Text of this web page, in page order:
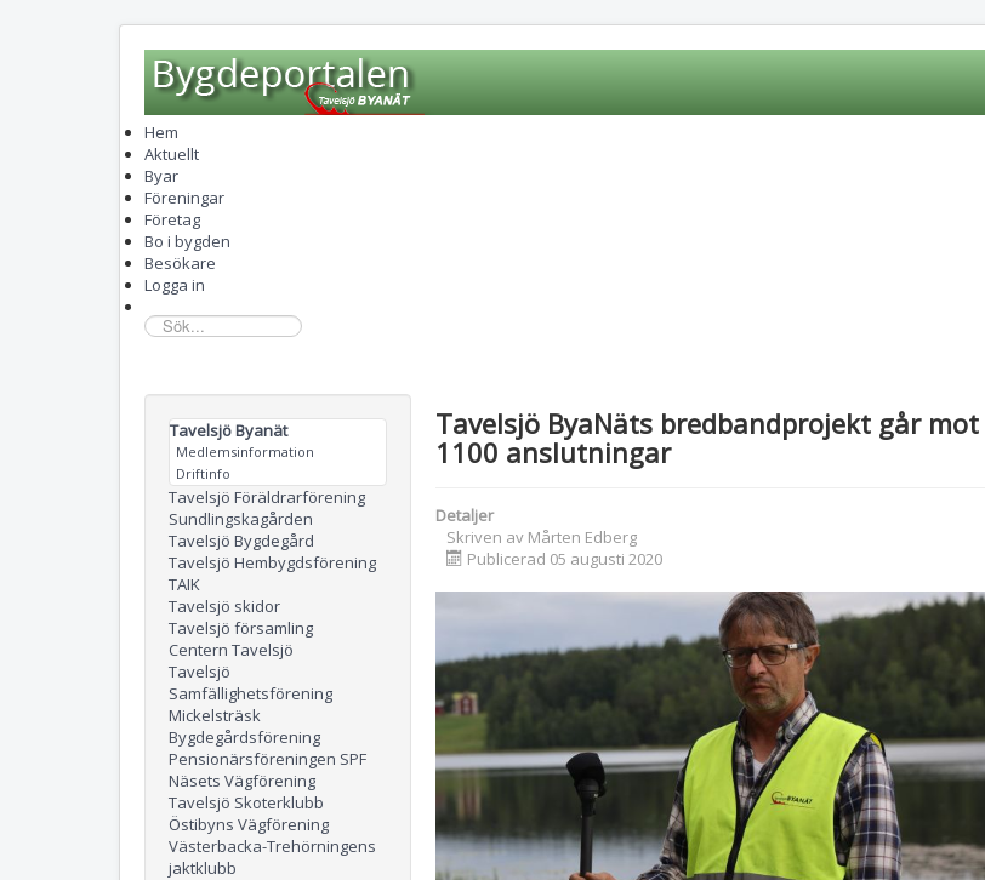
Hem
Aktuellt
Byar
Föreningar
Företag
Bo i bygden
Besökare
Logga in
sök...
Tavelsjö Byanät
Medlemsinformation
Driftinfo
Tavelsjö Föräldrarförening
Sundlingskagården
Tavelsjö Bygdegård
Tavelsjö Hembygdsförening
TAIK
Tavelsjö skidor
Tavelsjö församling
Centern Tavelsjö
Tavelsjö
Samfällighetsförening
Mickelsträsk
Bygdegårdsförening
Pensionärsföreningen SPF
Näsets Vägförening
Tavelsjö Skoterklubb
Östibyns Vägförening
Västerbacka-Trehörningens
jaktklubb
Tavelsjö ByaNäts bredbandprojekt går mot
1100 anslutningar
Detaljer
Skriven av Mårten Edberg
Publicerad 05 augusti 2020